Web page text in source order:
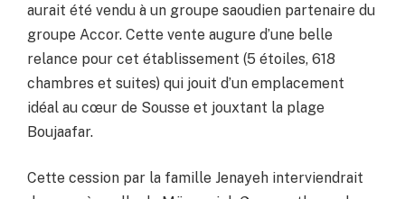
aurait été vendu à un groupe saoudien partenaire du
groupe Accor. Cette vente augure d’une belle
relance pour cet établissement (5 étoiles, 618
chambres et suites) qui jouit d’un emplacement
idéal au cœur de Sousse et jouxtant la plage
Boujaafar.
Cette cession par la famille Jenayeh interviendrait